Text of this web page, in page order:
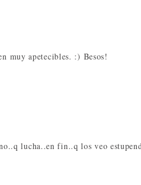
muy apetecibles. :) Besos!
lucha..en fin..q los veo